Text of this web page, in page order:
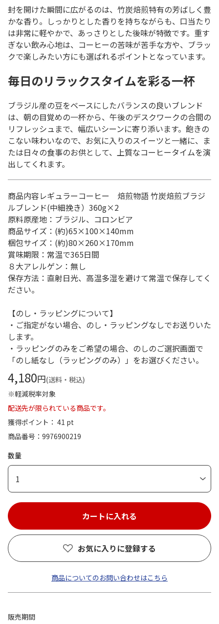
封を開けた瞬間に広がるのは、竹炭焙煎特有の芳ばしく豊
かな香り。しっかりとした香りを持ちながらも、口当たり
は非常に軽やかで、あっさりとした後味が特徴です。重す
ぎない飲み心地は、コーヒーの苦味が苦手な方や、ブラッ
クで楽しみたい方にも選ばれるポイントとなっています。
毎日のリラックスタイムを彩る一杯
ブラジル産の豆をベースにしたバランスの良いブレンド
は、朝の目覚めの一杯から、午後のデスクワークの合間の
リフレッシュまで、幅広いシーンに寄り添います。飽きの
こない味わいなので、お気に入りのスイーツと一緒に、ま
たは日々の食事のお供として、上質なコーヒータイムを演
出してくれます。
商品内容レギュラーコーヒー 焙煎物語 竹炭焙煎ブラジ
ルブレンド(中細挽き）360g×2
原料原産地：ブラジル、コロンビア
商品サイズ：(約)65×100×140mm
梱包サイズ：(約)80×260×170mm
賞味期限：常温で365日間
８大アレルゲン：無し
保存方法：直射日光、高温多湿を避けて常温で保存してく
ださい。
【のし・ラッピングについて】
・ご指定がない場合、のし・ラッピングなしでお送りいた
します。
・ラッピングのみをご希望の場合、のしのご選択画面で
「のし紙なし（ラッピングのみ）」をお選びください。
4,180円(送料・税込)
※軽減税率対象
配送先が限られている商品です。
獲得ポイント： 41 pt
商品番号
9976900219
数量
1
お気に入りに登録する
商品についてのお問い合わせはこちら
販売期間